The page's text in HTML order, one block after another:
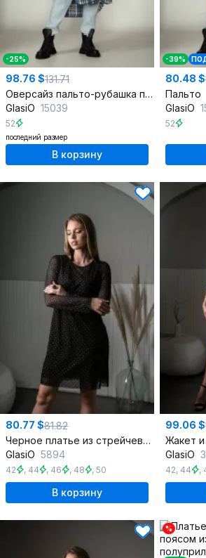
-25%
98.76 $131.71
Оверсайз пальто-рубашка пальтовая ткань с накладными карманами
GlasiO 15039
52
последний размер
В корзину
-39%
80.48 $
Пальто
GlasiO
52
80.77 $81.82
Черное платье из стрейчевой ткани с сеткой и вытачками
GlasiO 5894
42 , 44 , 46 , 48 , 50
В корзину
99.06 $
GlasiO
42, 44 ,
%